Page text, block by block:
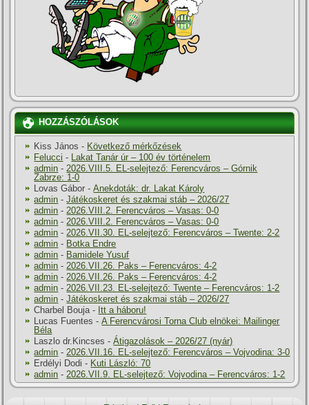
HOZZÁSZÓLÁSOK
Kiss János - Következő mérkőzések
Felucci - Lakat Tanár úr – 100 év történelem
admin -2026.VIII.5. EL-selejtező: Ferencváros – Górnik
Zabrze: 1-0
Lovas Gábor -Anekdoták: dr. Lakat Károly
admin -Játékoskeret és szakmai stáb – 2026/27
admin -2026.VIII.2. Ferencváros – Vasas: 0-0
admin -2026.VIII.2. Ferencváros – Vasas: 0-0
admin -2026.VII.30. EL-selejtező: Ferencváros – Twente: 2-2
admin - Botka Endre
admin - Bamidele Yusuf
admin -2026.VII.26. Paks – Ferencváros: 4-2
admin -2026.VII.26. Paks – Ferencváros: 4-2
admin -2026.VII.23. EL-selejtező: Twente – Ferencváros: 1-2
admin -Játékoskeret és szakmai stáb – 2026/27
Charbel Bouja- Itt a háboru!
Lucas Fuentes -A Ferencvárosi Torna Club elnökei: Mailinger
Béla
Laszlo dr.Kincses -Átigazolások – 2026/27 (nyár)
admin -2026.VII.16. EL-selejtező: Ferencváros – Vojvodina: 3-0
Erdélyi Dodi - Kuti László: 70
admin -2026.VII.9. EL-selejtező: Vojvodina – Ferencváros: 1-2